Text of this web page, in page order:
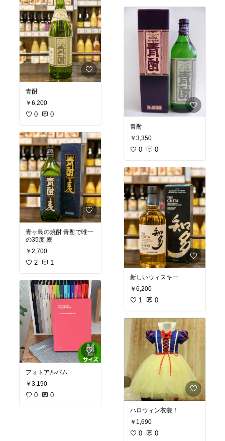
青酎
￥6,200
0 0
青ヶ島の焼酎 青酎で唯一
の35度 麦
￥2,700
2 1
フォトアルバム
￥3,190
0 0
青酎
￥3,350
0 0
新しいウィスキー
￥6,200
1 0
ハロウィン衣装！
￥1,690
0 0